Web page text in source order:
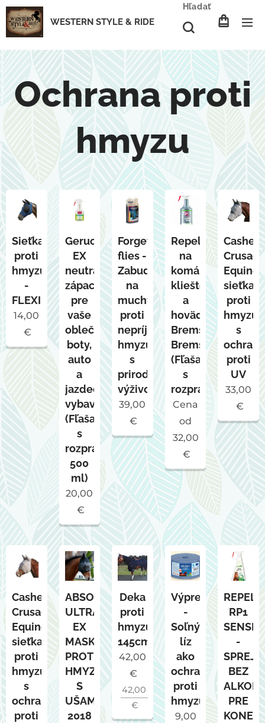
WESTERN STYLE & RIDE
Hľadať
Ochrana proti
hmyzu
Sieťka
proti
hmyzu
-
FLEXIBLE
14,00
€
Geruch
EX
neutralizátor
zápachu
pre
vaše
oblečenie,
boty,
auto
a
jazdecké
vybavenie
(Fľaša
s
rozprašovačom,
500
ml)
20,00
€
Forget
flies -
Zabudnite
na
muchy
proti
nepríjemnému
hmyzu
s
prirodzenou
výživou
39,00
€
Repelent
na
komáre,
kliešte
a
hovädá
Bremsen
Bremse
(Fľaša
s
rozprašovačom
Cena
od
32,00
€
Cashel
Equine
sieťka
proti
hmyzu
s
proti
UV
33,00
€
Cashel
Crusader/Classic
Equine
sieťka
proti
hmyzu
s
ochranou
proti
ABSORBINE
ULTRASHIELD
EX
MASKA
PROTI
HMYZU
S
UŠAMI
2018
Deka
proti
hmyzu
145cm
42,00
€
42,00
€
Výpredaj
-
Soľný
líz
ako
ochrana
proti
hmyzu.
9,00
RP1
-
SPREJ
BEZ
PRE
KONE